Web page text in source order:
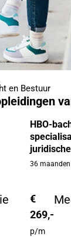
en Bestuur
HBO-
36 maanden
€
269,-
p/m